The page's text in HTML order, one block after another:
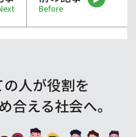
Before
の人が役割を
合える社会へ。